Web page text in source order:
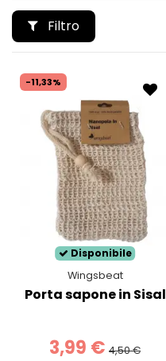
Filtro
-11,33%
Disponibile
Wingsbeat
Porta sapone in Sisal
3,99 € 4,50 €